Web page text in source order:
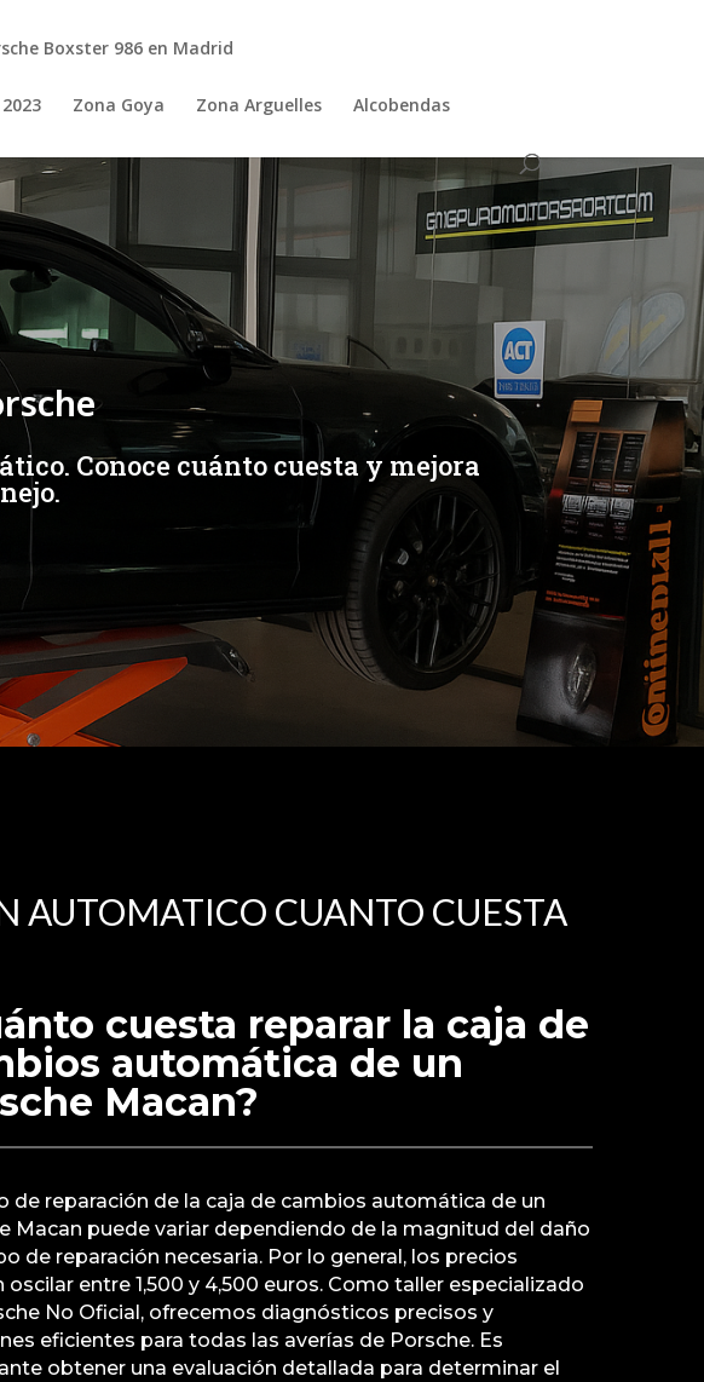
Boxster 986 en Madrid
Zona Goya Zona Arguelles Alcobendas
Conoce cuánto cuesta y mejora
AUTOMATICO CUANTO CUESTA
cuesta reparar la caja de
automática de un
Macan?
de reparación de la caja de cambios automática de un
Macan puede variar dependiendo de la magnitud del daño
de reparación necesaria. Por lo general, los precios
oscilar entre 1,500 y 4,500 euros. Como taller especializado
No Oficial, ofrecemos diagnósticos precisos y
eficientes para todas las averías de Porsche. Es
obtener una evaluación detallada para determinar el